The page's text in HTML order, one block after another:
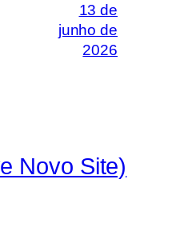
13 de
junho de
2026
Novo Site)